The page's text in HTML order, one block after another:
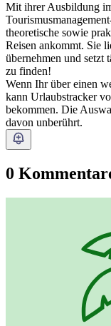
Mit ihrer Ausbildung
theoretische sowie
Reisen ankommt. Sie
übernehmen und setzt
zu finden!
Wenn Ihr über einen
kann Urlaubstracker
bekommen. Die
davon unberührt.
0